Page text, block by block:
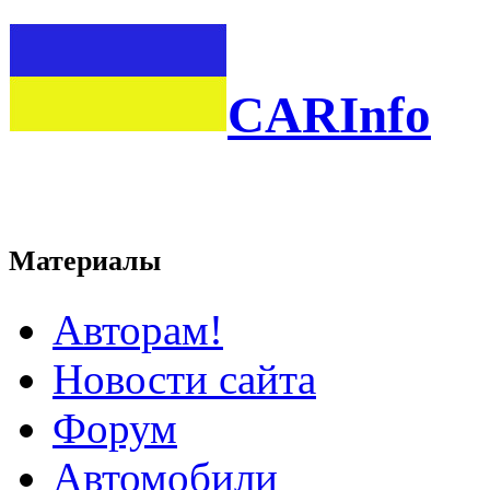
CARInfo
Материалы
Авторам!
Новости сайта
Форум
Автомобили